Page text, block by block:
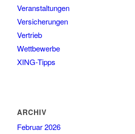
Veranstaltungen
Versicherungen
Vertrieb
Wettbewerbe
XING-Tipps
ARCHIV
Februar 2026